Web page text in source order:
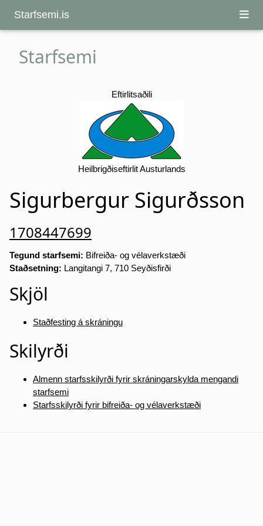
Starfsemi.is
Starfsemi
Eftirlitsaðili
Heilbrigðiseftirlit Austurlands
Sigurbergur Sigurðsson
1708447699
Tegund starfsemi: Bifreiða- og vélaverkstæði
Staðsetning: Langitangi 7, 710 Seyðisfirði
Skjöl
Staðfesting á skráningu
Skilyrði
Almenn starfsskilyrði fyrir skráningarskylda mengandi
starfsemi
Starfsskilyrði fyrir bifreiða- og vélaverkstæði